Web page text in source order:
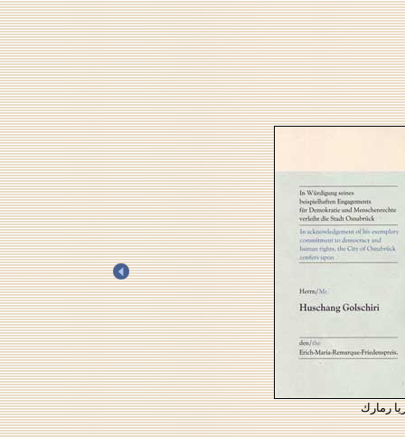
.........................
رمارك